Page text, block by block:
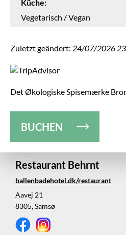
Küche:
Vegetarisch / Vegan
Zuletzt geändert: 24/07/2026
Det Økologiske Spisemærke
BUCHEN
Restaurant Behrnt
ballenbadehotel.dk/restaurant
Aavej 21
8305, Samsø